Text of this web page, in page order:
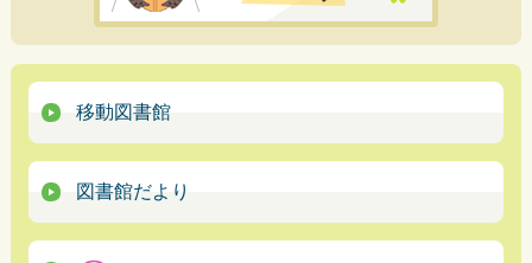
移動図書館
図書館だより